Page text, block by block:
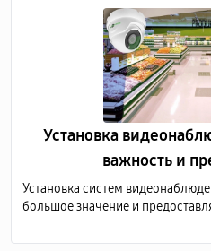
общественные здания, а также
Установка
важность и
Установка систем
большое значение и